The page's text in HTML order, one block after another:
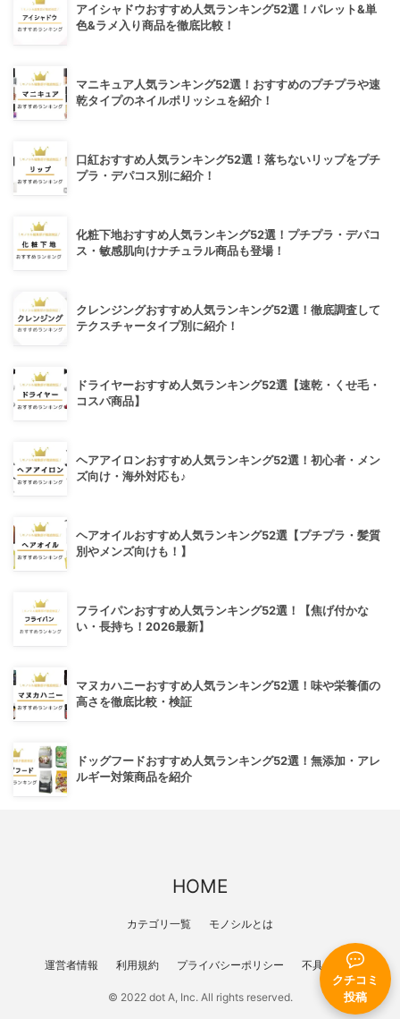
クチコミ
投稿
アイシャドウおすすめ人気ランキング52選！パレット&単
色&ラメ入り商品を徹底比較！
マニキュア人気ランキング52選！おすすめのプチプラや速
乾タイプのネイルポリッシュを紹介！
口紅おすすめ人気ランキング52選！落ちないリップをプチ
プラ・デパコス別に紹介！
化粧下地おすすめ人気ランキング52選！プチプラ・デパコ
ス・敏感肌向けナチュラル商品も登場！
クレンジングおすすめ人気ランキング52選！徹底調査して
テクスチャータイプ別に紹介！
ドライヤーおすすめ人気ランキング52選【速乾・くせ毛・
コスパ商品】
ヘアアイロンおすすめ人気ランキング52選！初心者・メン
ズ向け・海外対応も♪
ヘアオイルおすすめ人気ランキング52選【プチプラ・髪質
別やメンズ向けも！】
フライパンおすすめ人気ランキング52選！【焦げ付かな
い・長持ち！2026最新】
マヌカハニーおすすめ人気ランキング52選！味や栄養価の
高さを徹底比較・検証
ドッグフードおすすめ人気ランキング52選！無添加・アレ
ルギー対策商品を紹介
HOME
カテゴリ一覧 モノシルとは
運営者情報 利用規約 プライバシーポリシー 不具合報告
© 2022 dot A, Inc. All rights reserved.